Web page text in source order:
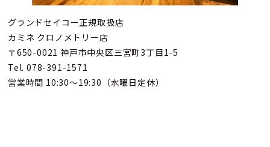
グランドセイコー正規取扱店
カミネ クロノメトリー店
〒650-0021 神戸市中央区三宮町3丁目1-5
Tel. 078-391-1571
営業時間 10:30～19:30（水曜日定休）